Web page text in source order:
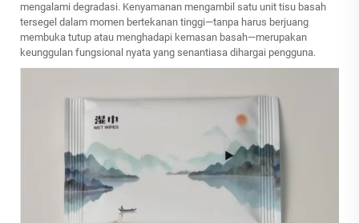
mengalami degradasi. Kenyamanan mengambil satu unit tisu basah
tersegel dalam momen bertekanan tinggi—tanpa harus berjuang
membuka tutup atau menghadapi kemasan basah—merupakan
keunggulan fungsional nyata yang senantiasa dihargai pengguna.